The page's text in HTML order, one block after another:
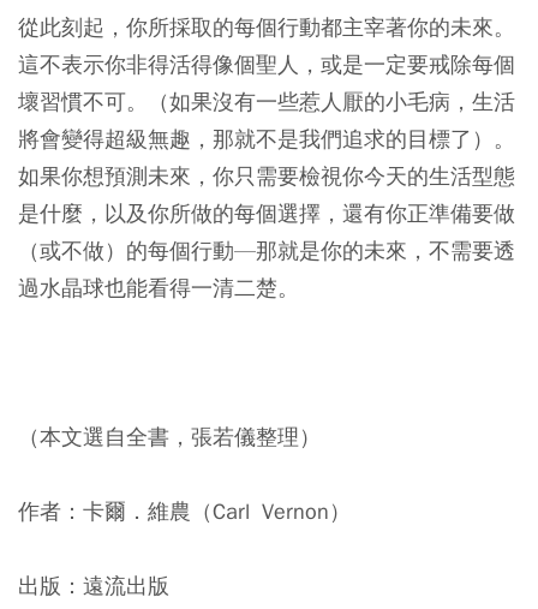
從此刻起，你所採取的每個行動都主宰著你的未來。
這不表示你非得活得像個聖人，或是一定要戒除每個
壞習慣不可。（如果沒有一些惹人厭的小毛病，生活
將會變得超級無趣，那就不是我們追求的目標了）。
如果你想預測未來，你只需要檢視你今天的生活型態
是什麼，以及你所做的每個選擇，還有你正準備要做
（或不做）的每個行動—那就是你的未來，不需要透
過水晶球也能看得一清二楚。
（本文選自全書，張若儀整理）
作者：卡爾．維農（Carl Vernon）
出版：遠流出版